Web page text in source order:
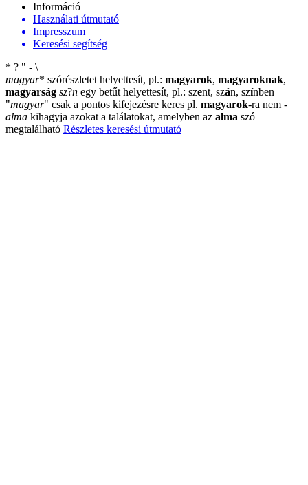
Információ
Használati útmutató
Impresszum
Keresési segítség
* ? " - \
magyar* szórészletet helyettesít, pl.: magyarok, magyaroknak,
magyarság sz?n egy betűt helyettesít, pl.: szent, szán, színben
"magyar" csak a pontos kifejezésre keres pl. magyarok-ra nem -
alma kihagyja azokat a találatokat, amelyben az alma szó
megtalálható Részletes keresési útmutató